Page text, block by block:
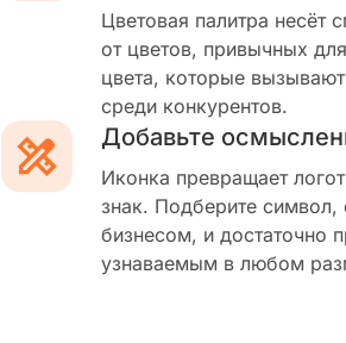
Цветовая палитра несёт
от цветов, привычных
цвета, которые
среди конкурентов.
Добавьте
Иконка превращает
знак. Подберите
бизнесом, и достаточно
узнаваемым в любом